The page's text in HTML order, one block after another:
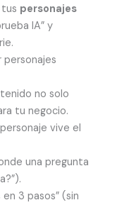
personajes
IA” y
personajes
no solo
tu negocio.
vive el
una pregunta
3 pasos” (sin